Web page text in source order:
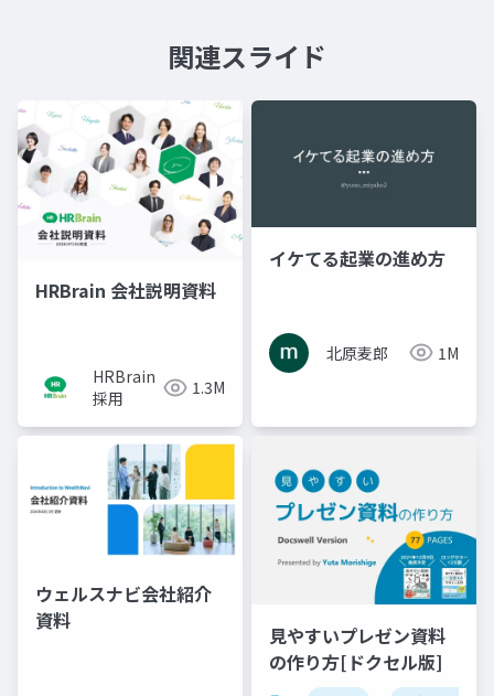
関連スライド
HRBrain 会社説明資料
HRBrain
採用
1.3M
イケてる起業の進め方
北原麦郎 1M
ウェルスナビ会社紹介
資料
見やすいプレゼン資料
の作り方[ドクセル版]